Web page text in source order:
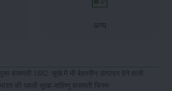
अन्य
पूसा बासमती 1882: सूखे में भी बेहतरीन उत्पादन देने वाली
भारत की पहली सूखा-सहिष्णु बासमती किस्म